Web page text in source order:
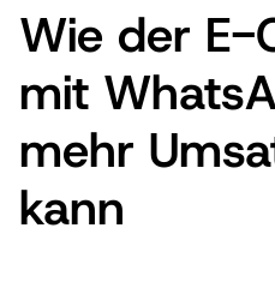
Wie der E-
mit
mehr
kann